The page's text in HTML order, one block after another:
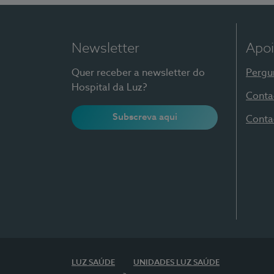
Newsletter
Quer receber a newsletter do
Hospital da Luz?
Subscreva aqui
LUZ SAÚDE UNIDADES LUZ SAÚDE